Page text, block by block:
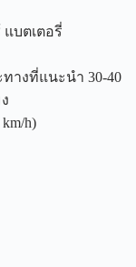
แบตเตอรี่
างที่แนะนำ 30-40
h)